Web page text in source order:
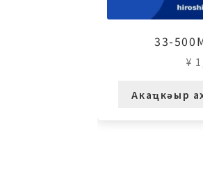
33-
¥
Акаҵкәыр